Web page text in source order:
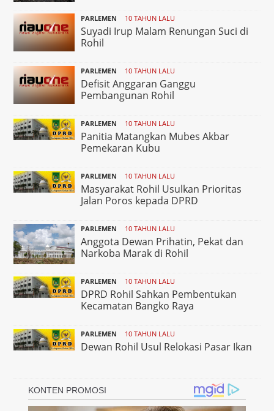
PARLEMEN 10 TAHUN LALU
Suyadi Irup Malam Renungan Suci di
Rohil
PARLEMEN 10 TAHUN LALU
Defisit Anggaran Ganggu
Pembangunan Rohil
PARLEMEN 10 TAHUN LALU
Panitia Matangkan Mubes Akbar
Pemekaran Kubu
PARLEMEN 10 TAHUN LALU
Masyarakat Rohil Usulkan Prioritas
Jalan Poros kepada DPRD
PARLEMEN 10 TAHUN LALU
Anggota Dewan Prihatin, Pekat dan
Narkoba Marak di Rohil
PARLEMEN 10 TAHUN LALU
DPRD Rohil Sahkan Pembentukan
Kecamatan Bangko Raya
PARLEMEN 10 TAHUN LALU
Dewan Rohil Usul Relokasi Pasar Ikan